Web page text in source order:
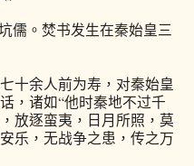
儒。焚书发生在秦始皇三
十余人前为寿，对秦始皇
，诸如“他时秦地不过千
放逐蛮夷，日月所照，莫
乐，无战争之患，传之万